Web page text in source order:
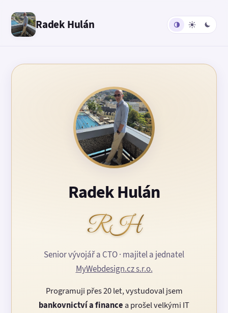
Radek Hulán
Radek Hulán
RH
Senior vývojář a CTO · majitel a jednatel
MyWebdesign.cz s.r.o.
Programuji přes 20 let, vystudoval jsem
bankovnictví a finance a prošel velkými IT